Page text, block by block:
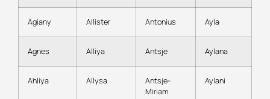
Agiany Allister Antonius Ayla
Agnes Alliya Antsje Aylana
Ahliya Allysa
Antsje-
Miriam
Aylani